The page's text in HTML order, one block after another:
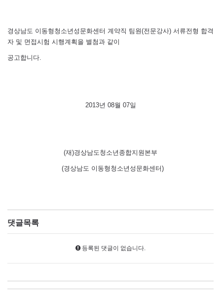
경상남도 이동형청소년성문화센터 계약직 팀원(전문강사) 서류전형 합격
자 및 면접시험 시행계획을 별첨과 같이
공고합니다.
2013년 08월 07일
(재)경상남도청소년종합지원본부
(경상남도 이동형청소년성문화센터)
댓글목록
등록된 댓글이 없습니다.